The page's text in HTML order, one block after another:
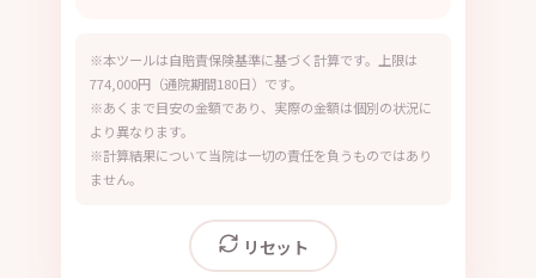
※本ツールは自賠責保険基準に基づく計算です。上限は
774,000円（通院期間180日）です。
※あくまで目安の金額であり、実際の金額は個別の状況に
より異なります。
※計算結果について当院は一切の責任を負うものではあり
ません。
リセット